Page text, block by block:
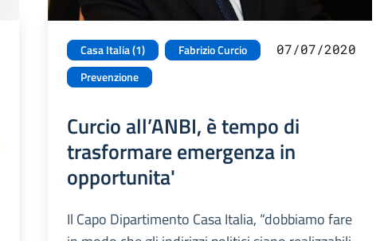
Casa Italia (1)
Fabrizio Curcio
Prevenzione
07/07/2020
Curcio all’ANBI, è tempo di
trasformare emergenza in
opportunita'
Il Capo Dipartimento Casa Italia, “dobbiamo fare